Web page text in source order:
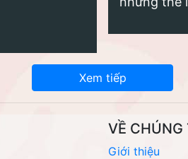
Xem tiếp
VỀ CHÚNG
Giới thiệu